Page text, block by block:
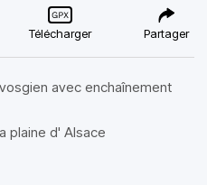
Télécharger Partager
avec enchaînement
plaine d' Alsace